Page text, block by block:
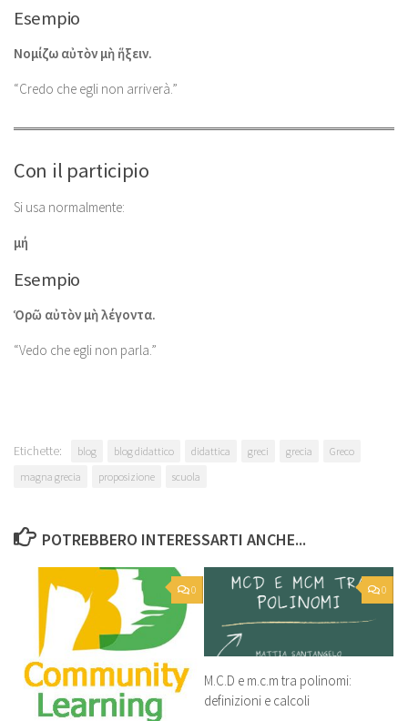
Esempio
Νομίζω αὐτὸν μὴ ἥξειν.
“Credo che egli non arriverà.”
Con il participio
Si usa normalmente:
μή
Esempio
Ὁρῶ αὐτὸν μὴ λέγοντα.
“Vedo che egli non parla.”
Etichette: blog blog didattico didattica greci grecia
Greco
magna grecia
proposizione scuola
POTREBBERO INTERESSARTI ANCHE...
0 0
M.C.D e m.c.m tra polinomi:
definizioni e calcoli